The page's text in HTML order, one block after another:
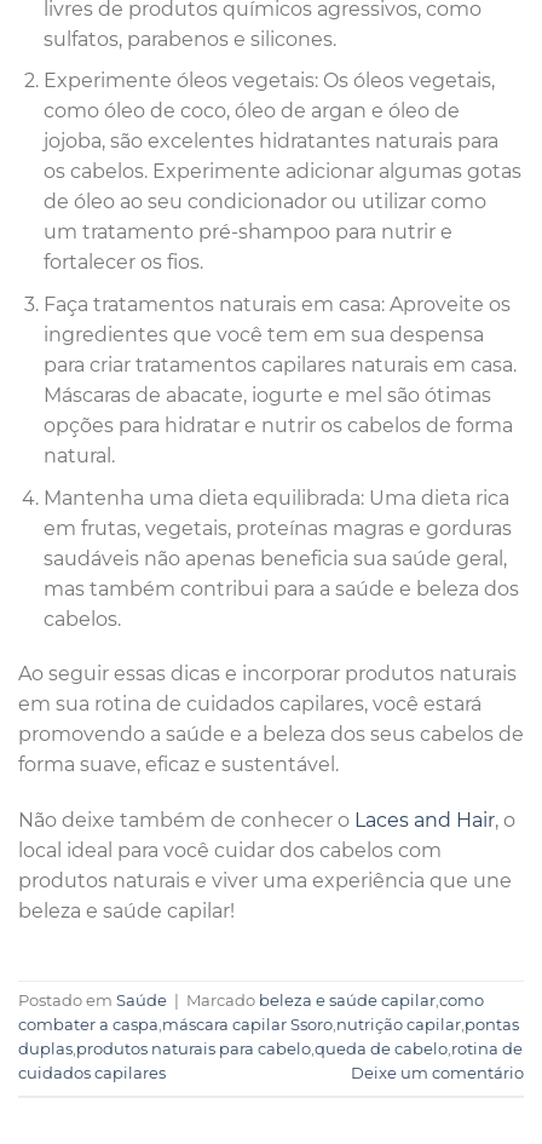
livres de produtos químicos agressivos, como
sulfatos, parabenos e silicones.
Experimente óleos vegetais: Os óleos vegetais,
como óleo de coco, óleo de argan e óleo de
jojoba, são excelentes hidratantes naturais para
os cabelos. Experimente adicionar algumas gotas
de óleo ao seu condicionador ou utilizar como
um tratamento pré-shampoo para nutrir e
fortalecer os fios.
Faça tratamentos naturais em casa: Aproveite os
ingredientes que você tem em sua despensa
para criar tratamentos capilares naturais em casa.
Máscaras de abacate, iogurte e mel são ótimas
opções para hidratar e nutrir os cabelos de forma
natural.
Mantenha uma dieta equilibrada: Uma dieta rica
em frutas, vegetais, proteínas magras e gorduras
saudáveis não apenas beneficia sua saúde geral,
mas também contribui para a saúde e beleza dos
cabelos.
Ao seguir essas dicas e incorporar produtos naturais
em sua rotina de cuidados capilares, você estará
promovendo a saúde e a beleza dos seus cabelos de
forma suave, eficaz e sustentável.
Não deixe também de conhecer o Laces and Hair, o
local ideal para você cuidar dos cabelos com
produtos naturais e viver uma experiência que une
beleza e saúde capilar!
Postado em Saúde Marcado beleza e saúde capilar,como
combater a caspa,máscara capilar Ssoro,nutrição capilar,pontas
duplas,produtos naturais para cabelo,queda de cabelo,rotina de
cuidados capilares
Deixe um comentário